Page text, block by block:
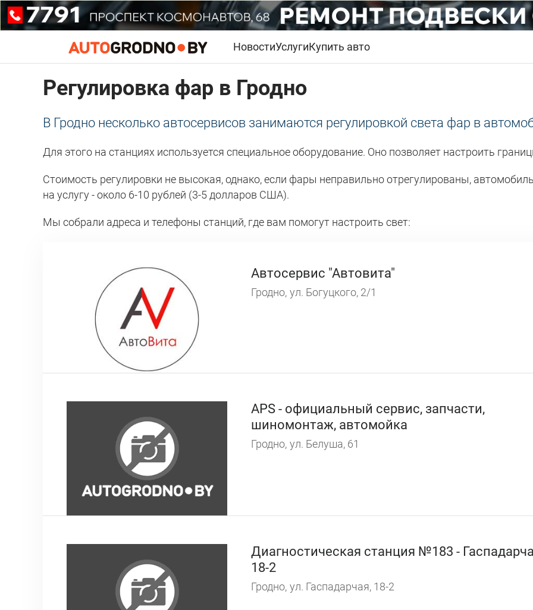
НовостиУслугиКупить авто
Регулировка фар в Гродно
В Гродно несколько автосервисов занимаются регулировкой света фар в
Для этого на станциях используется специальное оборудование. Оно позволяет настроить
Стоимость регулировки не высокая, однако, если фары неправильно отрегулированы,
на услугу - около 6-10 рублей (3-5 долларов США).
Мы собрали адреса и телефоны станций, где вам помогут настроить свет:
Автосервис "Автовита"
Гродно, ул. Богуцкого, 2/1
АPS - официальный сервис, запчасти,
шиномонтаж, автомойка
Гродно, ул. Белуша, 61
Диагностическая станция №183 -
18-2
Гродно, ул. Гаспадарчая, 18-2